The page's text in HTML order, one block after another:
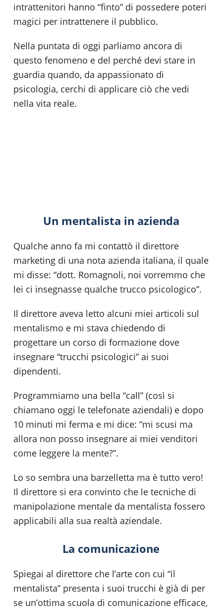
intrattenitori hanno “finto” di possedere poteri
magici per intrattenere il pubblico.
Nella puntata di oggi parliamo ancora di
questo fenomeno e del perché devi stare in
guardia quando, da appassionato di
psicologia, cerchi di applicare ciò che vedi
nella vita reale.
Un mentalista in azienda
Qualche anno fa mi contattò il direttore
marketing di una nota azienda italiana, il quale
mi disse: “dott. Romagnoli, noi vorremmo che
lei ci insegnasse qualche trucco psicologico”.
Il direttore aveva letto alcuni miei articoli sul
mentalismo e mi stava chiedendo di
progettare un corso di formazione dove
insegnare “trucchi psicologici” ai suoi
dipendenti.
Programmiamo una bella “call” (così si
chiamano oggi le telefonate aziendali) e dopo
10 minuti mi ferma e mi dice: “mi scusi ma
allora non posso insegnare ai miei venditori
come leggere la mente?”.
Lo so sembra una barzelletta ma è tutto vero!
Il direttore si era convinto che le tecniche di
manipolazione mentale da mentalista fossero
applicabili alla sua realtà aziendale.
La comunicazione
Spiegai al direttore che l’arte con cui “il
mentalista” presenta i suoi trucchi è già di per
se un’ottima scuola di comunicazione efficace,